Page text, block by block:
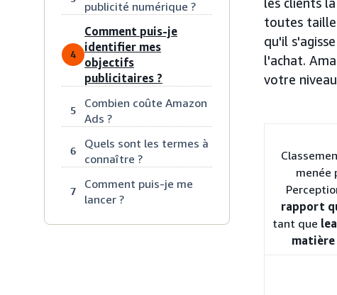
publicité numérique ?
4
Comment puis-je
identifier mes
objectifs
publicitaires ?
5
Combien coûte Amazon
Ads ?
6
Quels sont les termes à
connaître ?
7
Comment puis-je me
lancer ?
toutes
qu'il
l'achat.
votre
menée
rapport
tant que
matière